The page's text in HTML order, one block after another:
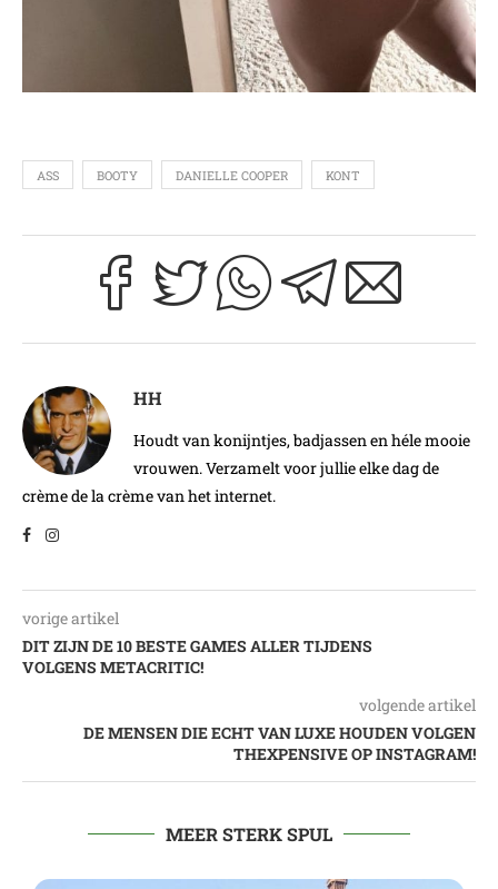
ASS BOOTY DANIELLE COOPER KONT
HH
Houdt van konijntjes, badjassen en héle mooie
vrouwen. Verzamelt voor jullie elke dag de
crème de la crème van het internet.
vorige artikel
DIT ZIJN DE 10 BESTE GAMES ALLER TIJDENS
VOLGENS METACRITIC!
volgende artikel
DE MENSEN DIE ECHT VAN LUXE HOUDEN VOLGEN
THEXPENSIVE OP INSTAGRAM!
MEER STERK SPUL